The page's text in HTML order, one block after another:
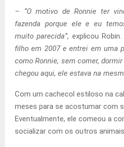
– “O motivo de Ronnie ter
fazenda porque ele e eu
muito parecida”, explicou Robin.
filho em 2007 e entrei em uma
como Ronnie, sem comer,
chegou aqui, ele estava na
Com um cachecol estiloso na
meses para se acostumar com
Eventualmente, ele comeou a
socializar com os outros